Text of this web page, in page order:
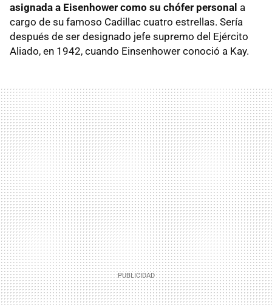
asignada a Eisenhower como su chófer personal a
cargo de su famoso Cadillac cuatro estrellas. Sería
después de ser designado jefe supremo del Ejército
Aliado, en 1942, cuando Einsenhower conoció a Kay.